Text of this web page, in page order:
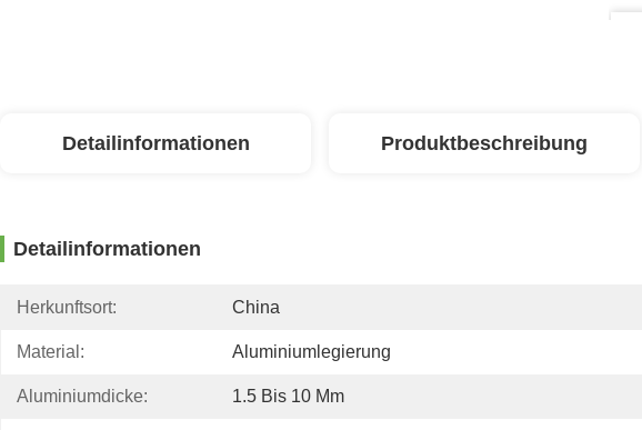
Detailinformationen Produktbeschreibung
Detailinformationen
Herkunftsort: China
Material: Aluminiumlegierung
Aluminiumdicke: 1.5 Bis 10 Mm